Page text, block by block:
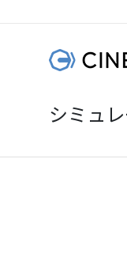
シミュ